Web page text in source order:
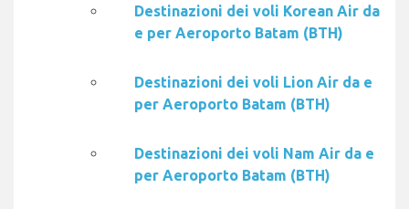
Destinazioni dei voli Korean Air da
e per Aeroporto Batam (BTH)
Destinazioni dei voli Lion Air da e
per Aeroporto Batam (BTH)
Destinazioni dei voli Nam Air da e
per Aeroporto Batam (BTH)